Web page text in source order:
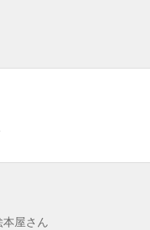
本屋さん